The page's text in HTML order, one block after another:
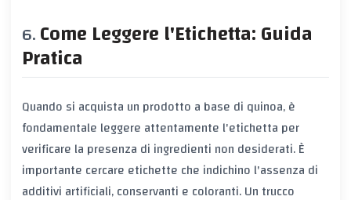
Come Leggere l'Etichetta: Guida
Pratica
Quando si acquista un prodotto a base di quinoa, è
fondamentale leggere attentamente l'etichetta per
verificare la presenza di ingredienti non desiderati. È
importante cercare etichette che indichino l'assenza di
additivi artificiali, conservanti e coloranti. Un trucco